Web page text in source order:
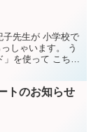
子先生が 小学校で
しゃいます。 う
を使って こちら
トのお知らせ